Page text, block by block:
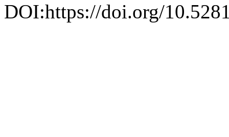
DOI:https://doi.org/